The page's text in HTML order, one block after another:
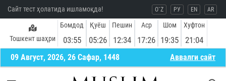
Сайт тест ҳолатида ишламоқда! O`Z РУ EN AR
Тошкент шаҳри
Бомдод
03:55
Қуёш
05:26
Пешин
12:34
Аср
17:26
Шом
19:35
Хуфтон
21:04
09 Август, 2026, 26 Сафар, 1448 Aввалги сайт